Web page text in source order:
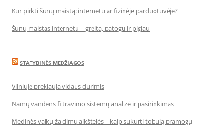
Kur pirkti šunų maistą: internetu ar fizinėje parduotuvėje?
Šunų maistas internetu – greita, patogu ir pigiau
STATYBINĖS MEDŽIAGOS
Vilniuje prekiauja vidaus durimis
Namų vandens filtravimo sistemų analizė ir pasirinkimas
Medinės vaikų žaidimų aikštelės – kaip sukurti tobulą pramogų